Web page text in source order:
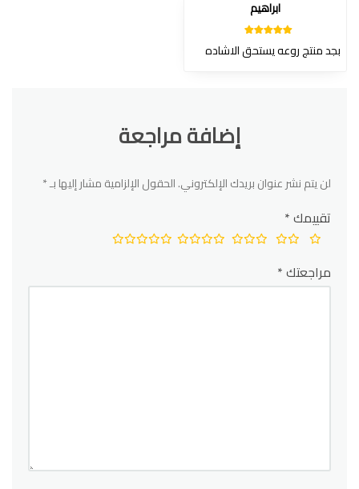
ابراهيم
5
بجد منتج روعه يستحق الاشاده
إضافة مراجعة
لن يتم نشر عنوان بريدك الإلكتروني.الحقول الإلزامية مشار إليها بـ*
تقييمك*
مراجعتك*